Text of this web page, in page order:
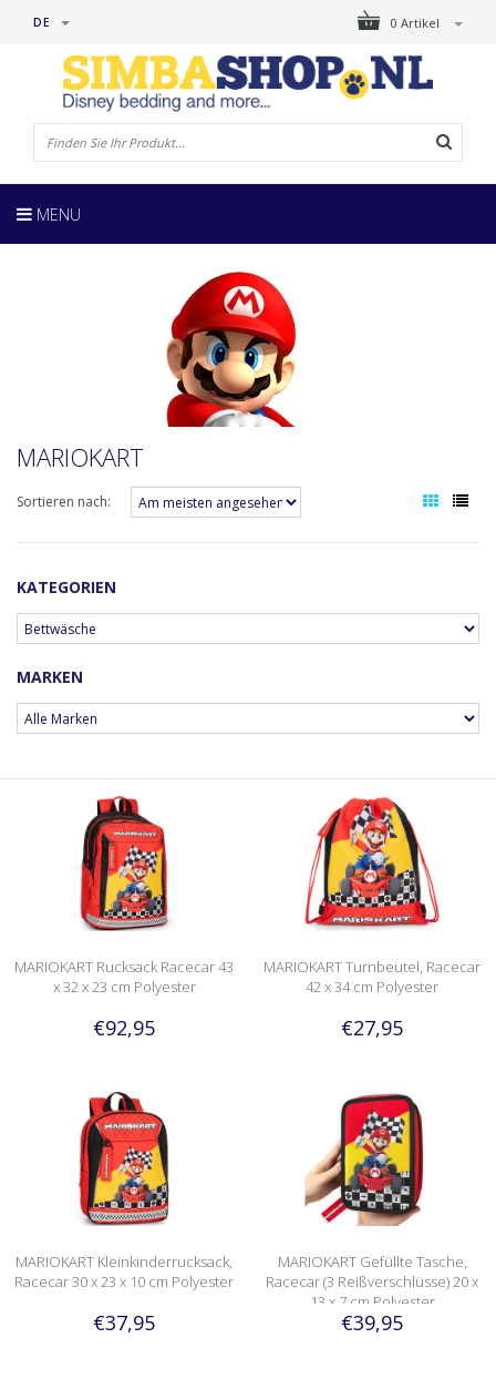
0 Artikel
DE
MENU
MARIOKART
Sortieren nach:
KATEGORIEN
MARKEN
MARIOKART Rucksack Racecar 43
x 32 x 23 cm Polyester
€92,95
MARIOKART Turnbeutel, Racecar
42 x 34 cm Polyester
€27,95
MARIOKART Kleinkinderrucksack,
Racecar 30 x 23 x 10 cm Polyester
€37,95
MARIOKART Gefüllte Tasche,
Racecar (3 Reißverschlüsse) 20 x
13 x 7 cm Polyester
€39,95